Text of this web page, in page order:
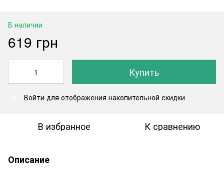
В наличии
619 грн
Купить
Войти для отображения накопительной скидки
В избранное К сравнению
Описание